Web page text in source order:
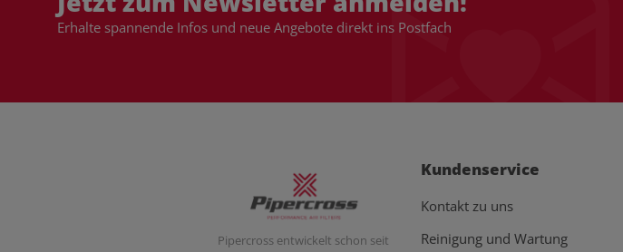
Erhalte spannende Infos und neue Angebote direkt ins Postfach
Pipercross entwickelt schon seit
Kundenservice
Kontakt zu uns
Reinigung und Wartung